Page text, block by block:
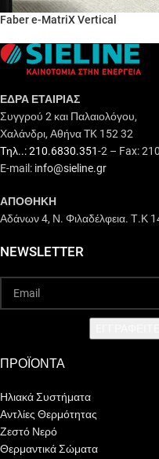
Faber e-MatriX Vertical
ΕΔΡΑ ΕΤΑΙΡΙΑΣ
Συγγρού 2 και Παλαιολόγου,
Χαλάνδρι, Αθήνα TK 152 32
Τηλ..: 210.6830.351-2 – Fax:
E-mail: info@sieline.gr
ΑΠΟΘΗΚΗ
Αδάνων 4, Ν. Φιλαδέλφεια. Τ.Κ
NEWSLETTER
ΠΡΟΪΟΝΤΑ
Ηλιακά Συστήματα
Αντλίες Θερμότητας
Ζεστό Νερό
Θερμαντικά Σώματα